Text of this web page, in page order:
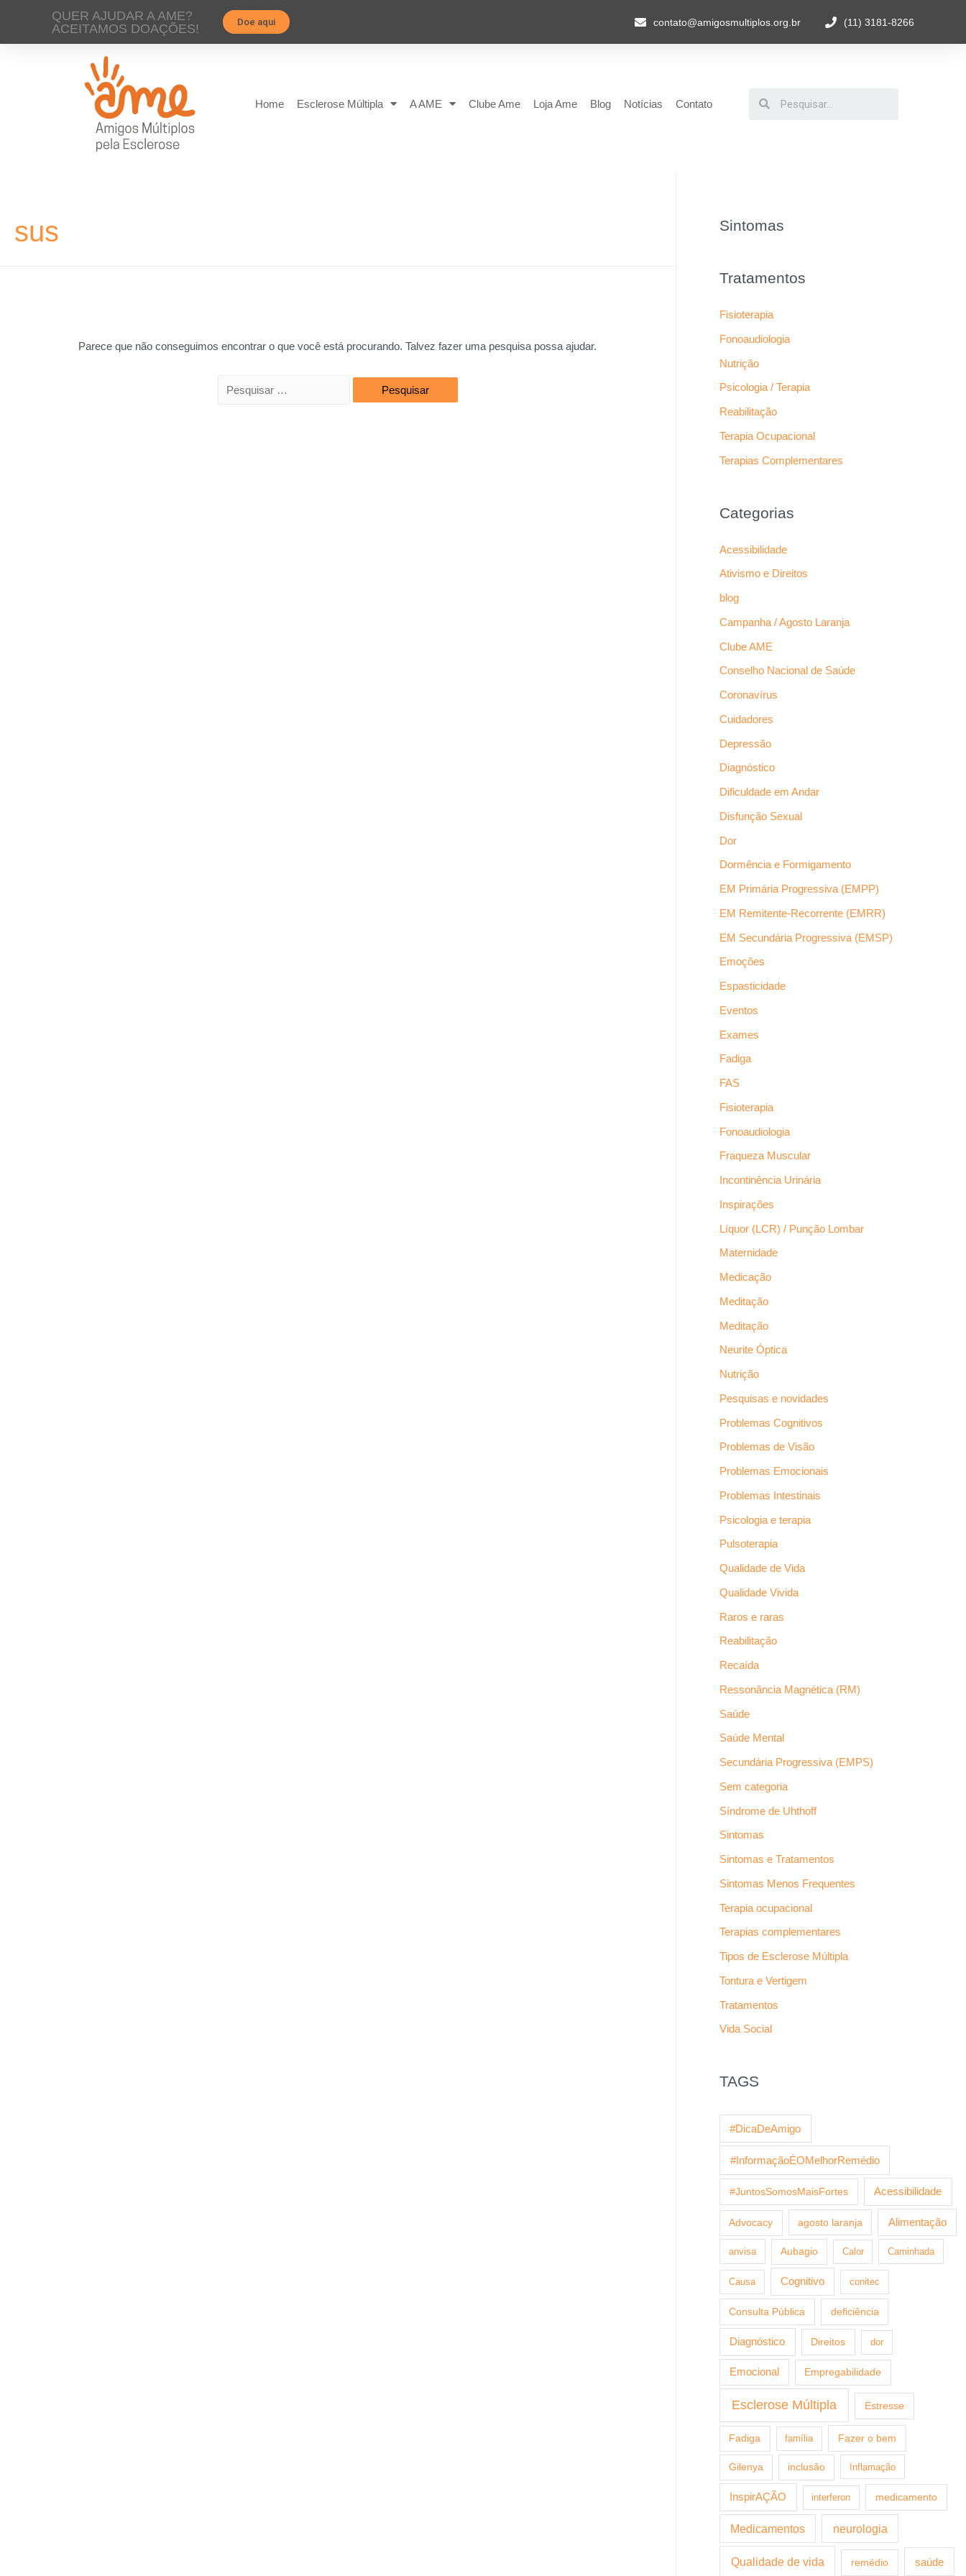
QUER AJUDAR A AME?
ACEITAMOS DOAÇÕES!
Doe aqui contato@amigosmultiplos.org.br (11) 3181-8266
Home Esclerose Múltipla A AME Clube Ame Loja Ame Blog Notícias Contato
sus
Parece que não conseguimos encontrar o que você está procurando. Talvez fazer uma pesquisa possa ajudar.
Sintomas
Tratamentos
Fisioterapia
Fonoaudiologia
Nutrição
Psicologia / Terapia
Reabilitação
Terapia Ocupacional
Terapias Complementares
Categorias
Acessibilidade
Ativismo e Direitos
blog
Campanha / Agosto Laranja
Clube AME
Conselho Nacional de Saúde
Coronavírus
Cuidadores
Depressão
Diagnóstico
Dificuldade em Andar
Disfunção Sexual
Dor
Dormência e Formigamento
EM Primária Progressiva (EMPP)
EM Remitente-Recorrente (EMRR)
EM Secundária Progressiva (EMSP)
Emoções
Espasticidade
Eventos
Exames
Fadiga
FAS
Fisioterapia
Fonoaudiologia
Fraqueza Muscular
Incontinência Urinária
Inspirações
Líquor (LCR) / Punção Lombar
Maternidade
Medicação
Meditação
Meditação
Neurite Óptica
Nutrição
Pesquisas e novidades
Problemas Cognitivos
Problemas de Visão
Problemas Emocionais
Problemas Intestinais
Psicologia e terapia
Pulsoterapia
Qualidade de Vida
Qualidade Vivida
Raros e raras
Reabilitação
Recaída
Ressonância Magnética (RM)
Saúde
Saúde Mental
Secundária Progressiva (EMPS)
Sem categoria
Síndrome de Uhthoff
Sintomas
Sintomas e Tratamentos
Sintomas Menos Frequentes
Terapia ocupacional
Terapias complementares
Tipos de Esclerose Múltipla
Tontura e Vertigem
Tratamentos
Vida Social
TAGS
#DicaDeAmigo
#InformaçãoÉOMelhorRemédio
#JuntosSomosMaisFortes Acessibilidade
Advocacy agosto laranja Alimentação
anvisa Aubagio Calor Caminhada
Causa Cognitivo conitec
Consulta Pública deficiência
Diagnóstico Direitos dor
Emocional Empregabilidade
Esclerose Múltipla Estresse
Fadiga família Fazer o bem
Gilenya inclusão Inflamação
InspirAÇÃO interferon medicamento
Medicamentos neurologia
Qualidade de vida remédio saúde